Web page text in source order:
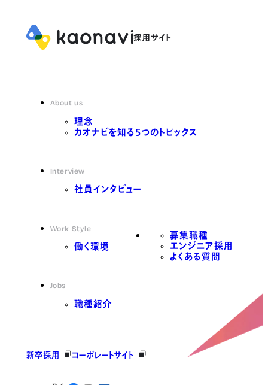
About us
理念
カオナビを知る5つのトピックス
Interview
社員インタビュー
Work Style
働く環境
Jobs
職種紹介
募集職種
エンジニア採用
よくある質問
新卒採用 コーポレートサイト